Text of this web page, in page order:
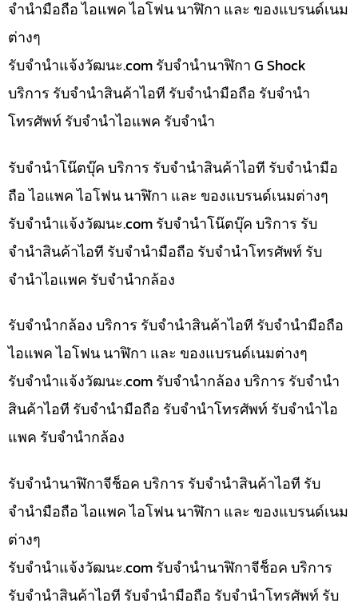
จำนำมือถือ ไอแพค ไอโฟน นาฬิกา และ ของแบรนด์เนม
ต่างๆ
รับจํานําแจ้งวัฒนะ.com รับจำนำนาฬิกา G Shock
บริการ รับจำนำสินค้าไอที รับจำนำมือถือ รับจำนำ
โทรศัพท์ รับจำนำไอแพค รับจำนำ
รับจำนำโน๊ตบุ๊ค บริการ รับจำนำสินค้าไอที รับจำนำมือ
ถือ ไอแพค ไอโฟน นาฬิกา และ ของแบรนด์เนมต่างๆ
รับจํานําแจ้งวัฒนะ.com รับจำนำโน๊ตบุ๊ค บริการ รับ
จำนำสินค้าไอที รับจำนำมือถือ รับจำนำโทรศัพท์ รับ
จำนำไอแพค รับจำนำกล้อง
รับจำนำกล้อง บริการ รับจำนำสินค้าไอที รับจำนำมือถือ
ไอแพค ไอโฟน นาฬิกา และ ของแบรนด์เนมต่างๆ
รับจํานําแจ้งวัฒนะ.com รับจำนำกล้อง บริการ รับจำนำ
สินค้าไอที รับจำนำมือถือ รับจำนำโทรศัพท์ รับจำนำไอ
แพค รับจำนำกล้อง
รับจำนำนาฬิกาจีช็อค บริการ รับจำนำสินค้าไอที รับ
จำนำมือถือ ไอแพค ไอโฟน นาฬิกา และ ของแบรนด์เนม
ต่างๆ
รับจํานําแจ้งวัฒนะ.com รับจำนำนาฬิกาจีช็อค บริการ
รับจำนำสินค้าไอที รับจำนำมือถือ รับจำนำโทรศัพท์ รับ